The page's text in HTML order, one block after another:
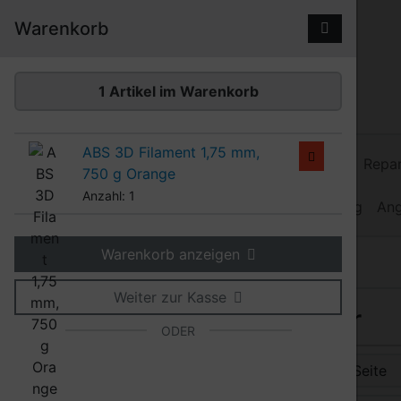
Sprungnavigation
Springe zum Inhalt Springe zur Navigation
Warenkorb
1 Artikel im Warenkorb
ABS 3D Filament 1,75 mm,
750 g Orange
Anzahl: 1
Warenkorb anzeigen
Weiter zur Kasse
ODER
3D Filamente Kunststoff-Schweißdraht
Heißluftgebläse Werkzeug
Produkte Erweiterte Suche Suchergebnisse
Ihre Suche nach: Extruder
Hier können Sie die nachfolgenden Artikel umsortieren